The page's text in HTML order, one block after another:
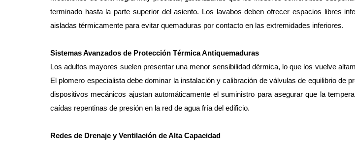
terminado hasta la parte superior del asiento. Los lavabos deben ofrecer espacios libres
aisladas térmicamente para evitar quemaduras por contacto en las extremidades inferiores.
Sistemas Avanzados de Protección Térmica Antiquemaduras
Los adultos mayores suelen presentar una menor sensibilidad dérmica, lo que los vuelve
El plomero especialista debe dominar la instalación y calibración de válvulas de equilibrio
dispositivos mecánicos ajustan automáticamente el suministro para asegurar que la
caídas repentinas de presión en la red de agua fría del edificio.
Redes de Drenaje y Ventilación de Alta Capacidad